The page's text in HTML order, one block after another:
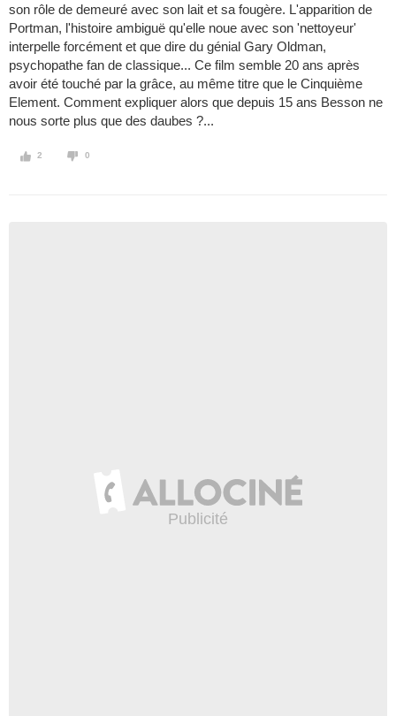
son rôle de demeuré avec son lait et sa fougère. L'apparition de
Portman, l'histoire ambiguë qu'elle noue avec son 'nettoyeur'
interpelle forcément et que dire du génial Gary Oldman,
psychopathe fan de classique... Ce film semble 20 ans après
avoir été touché par la grâce, au même titre que le Cinquième
Element. Comment expliquer alors que depuis 15 ans Besson ne
nous sorte plus que des daubes ?...
2 0